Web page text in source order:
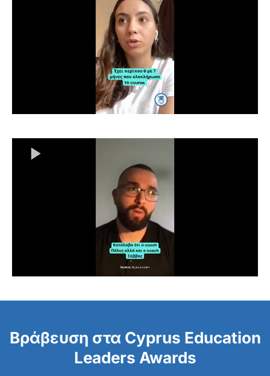
Βράβευση στα Cyprus Education
Leaders Awards